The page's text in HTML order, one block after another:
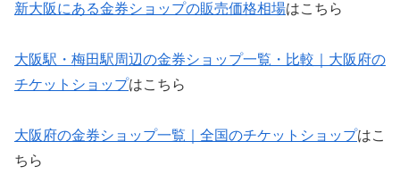
新大阪にある金券ショップの販売価格相場はこちら
大阪駅・梅田駅周辺の金券ショップ一覧・比較｜大阪府の
チケットショップはこちら
大阪府の金券ショップ一覧｜全国のチケットショップはこ
ちら